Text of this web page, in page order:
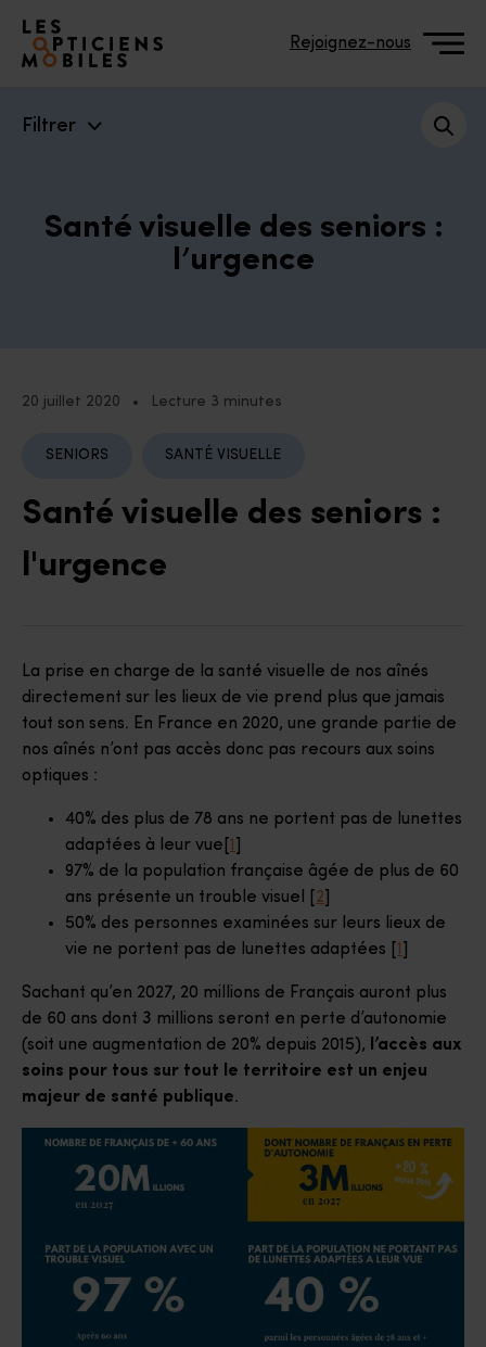
Accéder à notre page d'accueil
Rejoignez-nous
Filtrer
Santé visuelle des seniors :
l’urgence
20 juillet 2020 • Lecture 3 minutes
SENIORS SANTÉ VISUELLE
Santé visuelle des seniors :
l'urgence
La prise en charge de la santé visuelle de nos aînés
directement sur les lieux de vie prend plus que jamais
tout son sens. En France en 2020, une grande partie de
nos aînés n’ont pas accès donc pas recours aux soins
optiques :
40% des plus de 78 ans ne portent pas de lunettes
adaptées à leur vue[ 1
97% de la population française âgée de plus de 60
ans présente un trouble visuel [ 2
50% des personnes examinées sur leurs lieux de
vie ne portent pas de lunettes adaptées [ 1
Sachant qu’en 2027, 20 millions de Français auront plus
de 60 ans dont 3 millions seront en perte d’autonomie
(soit une augmentation de 20% depuis 2015),
l’accès aux
soins pour tous sur tout le territoire est un enjeu
majeur de santé publique.